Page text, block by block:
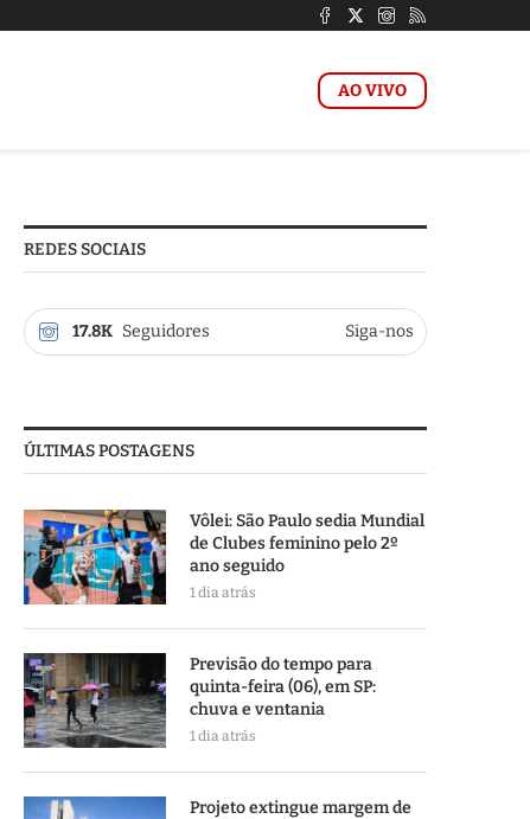
AO VIVO
REDES SOCIAIS
17.8K Seguidores Siga-nos
ÚLTIMAS POSTAGENS
Vôlei: São Paulo sedia Mundial
de Clubes feminino pelo 2º
ano seguido
1 dia atrás
Previsão do tempo para
quinta-feira (06), em SP:
chuva e ventania
1 dia atrás
Projeto extingue margem de